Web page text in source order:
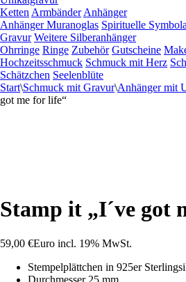
Ketten Armbänder Anhänger
Anhänger Muranoglas Spirituelle
Gravur Weitere Silberanhänger
Ohrringe Ringe Zubehör Gutscheine
Hochzeitsschmuck Schmuck mit Herz
Schätzchen Seelenblüte
Start\Schmuck mit Gravur\Anhänger mit
got me for life“
Stamp it „I´ve got
59,00 €Euro incl. 19% MwSt.
Stempelplättchen in 925er
Durchmesser 25 mm